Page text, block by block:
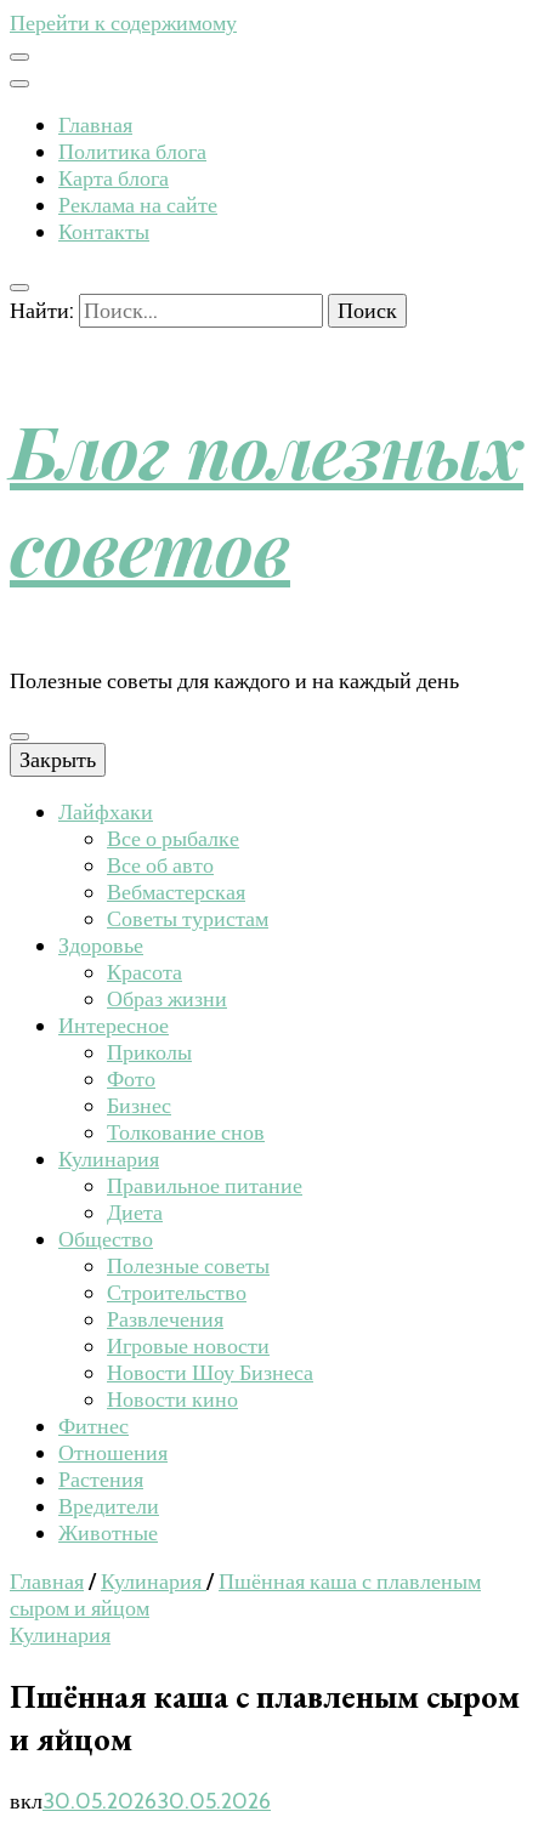
Перейти к содержимому
Главная
Политика блога
Карта блога
Реклама на сайте
Контакты
Найти:
Блог полезных
советов
Полезные советы для каждого и на каждый день
Закрыть
Лайфхаки
Все о рыбалке
Все об авто
Вебмастерская
Советы туристам
Здоровье
Красота
Образ жизни
Интересное
Приколы
Фото
Бизнес
Толкование снов
Кулинария
Правильное питание
Диета
Общество
Полезные советы
Строительство
Развлечения
Игровые новости
Новости Шоу Бизнеса
Новости кино
Фитнес
Отношения
Растения
Вредители
Животные
Главная/Кулинария/Пшённая каша с плавленым
сыром и яйцом
Кулинария
Пшённая каша с плавленым сыром
и яйцом
вкл30.05.202630.05.2026